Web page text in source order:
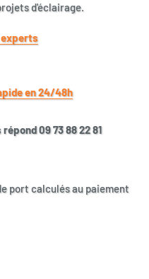
d'éclairage.
en 24/48h
09 73 88 22 81
port calculés au paiement